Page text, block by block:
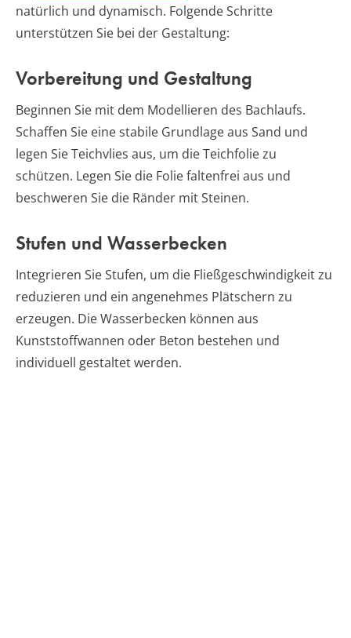
natürlich und dynamisch. Folgende Schritte
unterstützen Sie bei der Gestaltung:
Vorbereitung und Gestaltung
Beginnen Sie mit dem Modellieren des Bachlaufs.
Schaffen Sie eine stabile Grundlage aus Sand und
legen Sie Teichvlies aus, um die Teichfolie zu
schützen. Legen Sie die Folie faltenfrei aus und
beschweren Sie die Ränder mit Steinen.
Stufen und Wasserbecken
Integrieren Sie Stufen, um die Fließgeschwindigkeit zu
reduzieren und ein angenehmes Plätschern zu
erzeugen. Die Wasserbecken können aus
Kunststoffwannen oder Beton bestehen und
individuell gestaltet werden.